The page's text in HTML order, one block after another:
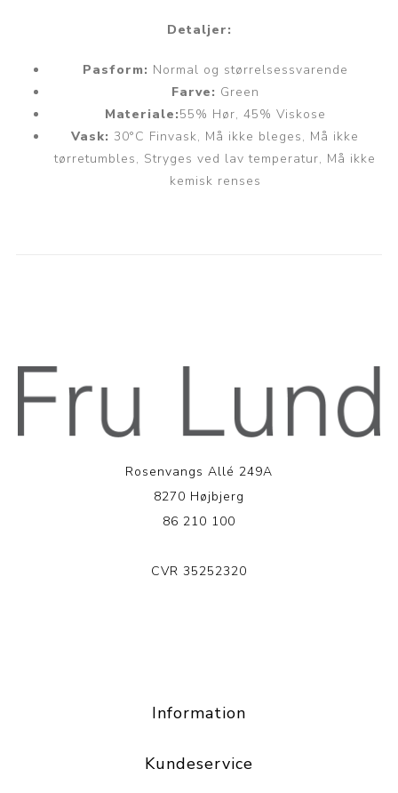
Detaljer:
Pasform: Normal og størrelsessvarende
Farve: Green
Materiale:55% Hør, 45% Viskose
Vask: 30°C Finvask, Må ikke bleges, Må ikke
tørretumbles, Stryges ved lav temperatur, Må ikke
kemisk renses
Rosenvangs Allé 249A
8270 Højbjerg
86 210 100
CVR 35252320
Information
Kundeservice